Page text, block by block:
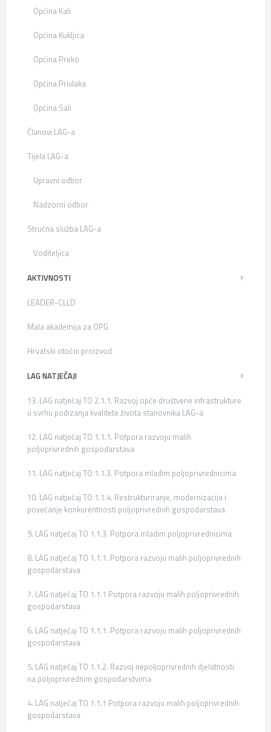
Općina Kali
Općina Kukljica
Općina Preko
Općina Privlaka
Općina Sali
Članovi LAG-a
Tijela LAG-a
Upravni odbor
Nadzorni odbor
Stručna služba LAG-a
Voditeljica
AKTIVNOSTI
LEADER-CLLD
Mala akademija za OPG
Hrvatski otočni proizvod
LAG NATJEČAJI
13. LAG natječaj TO 2.1.1. Razvoj opće društvene infrastrukture
u svrhu podizanja kvalitete života stanovnika LAG-a
12. LAG natječaj TO 1.1.1. Potpora razvoju malih
poljoprivrednih gospodarstava
11. LAG natječaj TO 1.1.3. Potpora mladim poljoprivrednicima
10. LAG natječaj TO 1.1.4. Restrukturiranje, modernizacija i
povećanje konkurentnosti poljoprivrednih gospodarstava
9. LAG natječaj TO 1.1.3. Potpora mladim poljoprivrednicima
8. LAG natječaj TO 1.1.1. Potpora razvoju malih poljoprivrednih
gospodarstava
7. LAG natječaj TO 1.1.1 Potpora razvoju malih poljoprivrednih
gospodarstava
6. LAG natječaj TO 1.1.1. Potpora razvoju malih poljoprivrednih
gospodarstava
5. LAG natječaj TO 1.1.2. Razvoj nepoljoprivrednih djelatnosti
na poljoprivrednim gospodarstvima
4. LAG natječaj TO 1.1.1 Potpora razvoju malih poljoprivrednih
gospodarstava